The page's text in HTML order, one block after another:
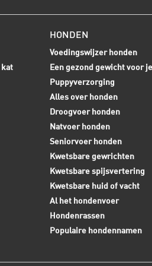
kat
HONDEN
Voedingswijzer honden
Een gezond gewicht voor
Puppyverzorging
Alles over honden
Droogvoer honden
Natvoer honden
Seniorvoer honden
Kwetsbare gewrichten
Kwetsbare spijsvertering
Kwetsbare huid of vacht
Al het hondenvoer
Hondenrassen
Populaire hondennamen